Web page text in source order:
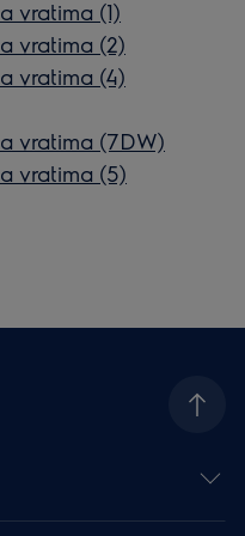
vratima (1)
vratima (2)
vratima (4)
vratima (7DW)
vratima (5)